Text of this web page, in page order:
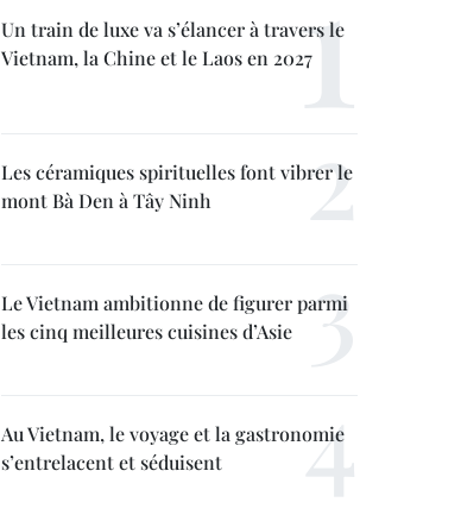
Un train de luxe va s’élancer à travers le
Vietnam, la Chine et le Laos en 2027
Les céramiques spirituelles font vibrer le
mont Bà Den à Tây Ninh
Le Vietnam ambitionne de figurer parmi
les cinq meilleures cuisines d’Asie
Au Vietnam, le voyage et la gastronomie
s’entrelacent et séduisent